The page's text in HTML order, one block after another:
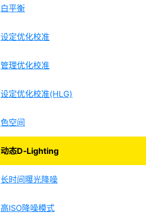
白平衡
设定优化校准
管理优化校准
设定优化校准(HLG)
色空间
动态D‑Lighting
长时间曝光降噪
高ISO降噪模式